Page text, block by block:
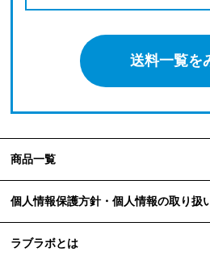
送料一覧を
商品一覧
個人情報保護方針・個人情報の取り扱
ラブラボとは